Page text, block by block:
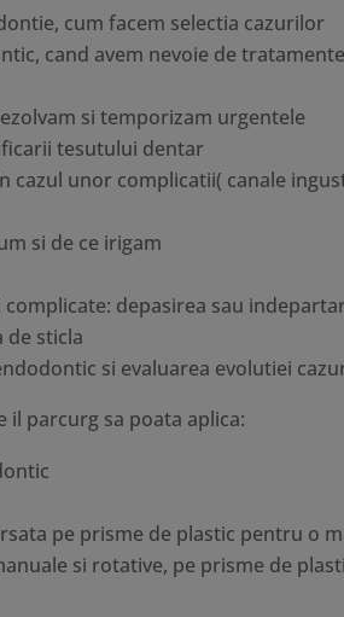
cum facem selectia cazurilor
cand avem nevoie de
si temporizam urgentele
tesutului dentar
unor complicatii( canale
si de ce irigam
depasirea sau
sticla
si evaluarea evolutiei
il parcurg sa poata aplica:
pe prisme de plastic pentru o
si rotative, pe prisme de